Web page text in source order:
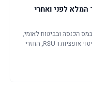
המלא לפני ואחרי
הכנסה ובביטוח לאומי,
מבחני התושבות, אמנות מס, מדינות יעד, מיסוי אופציות ו-RSU, החזרי